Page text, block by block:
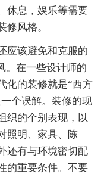
休息，娱乐等需要
修风格。
该避免和克服的
。在一些设计师的
化的装修就是“西方
个误解。装修的现
织的个别表现，以
照明、家具、陈
还有与环境密切配
的重要条件。不要